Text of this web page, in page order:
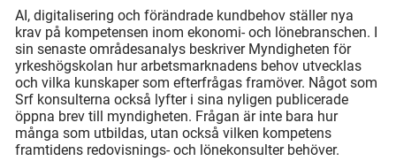
AI, digitalisering och förändrade kundbehov ställer nya
krav på kompetensen inom ekonomi- och lönebranschen. I
sin senaste områdesanalys beskriver Myndigheten för
yrkeshögskolan hur arbetsmarknadens behov utvecklas
och vilka kunskaper som efterfrågas framöver. Något som
Srf konsulterna också lyfter i sina nyligen publicerade
öppna brev till myndigheten. Frågan är inte bara hur
många som utbildas, utan också vilken kompetens
framtidens redovisnings- och lönekonsulter behöver.